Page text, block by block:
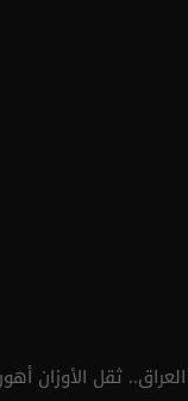
ثقل الأوزان